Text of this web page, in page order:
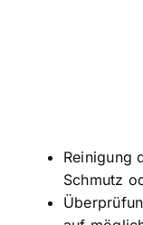
Reinigung
Schmutz